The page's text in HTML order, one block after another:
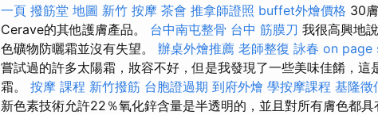
一頁 撥筋堂 地圖 新竹 按摩 茶會 推拿師證照 buffet外燴價格 30
Cerave的其他護膚產品。 台中南屯整骨 台中 筋膜刀 我很高興地
色礦物防曬霜並沒有失望。 辦桌外燴推薦 老師整復 詠春 on page
嘗試過的許多太陽霜，妝容不好，但是我發現了一些美味佳餚，
霜。 按摩 課程 新竹撥筋 台胞證過期 到府外燴 學按摩課程 基隆徵
新色素技術允許22％氧化鋅含量是半透明的，並且對所有膚色都具